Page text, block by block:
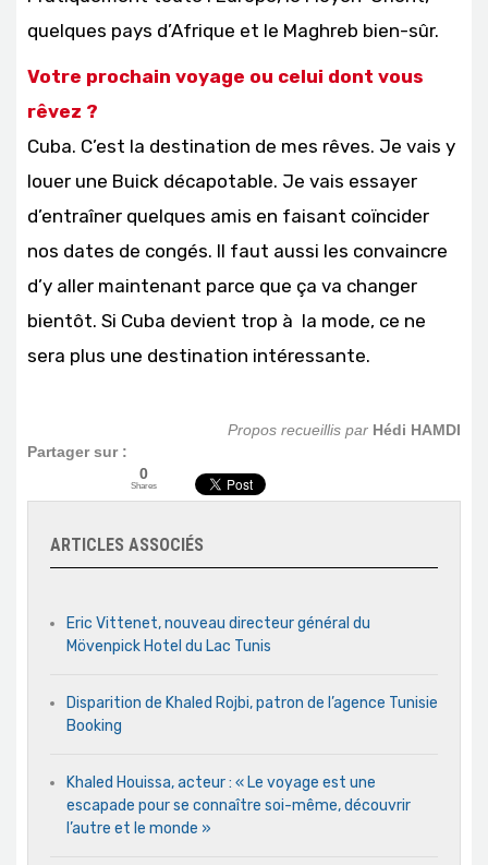
quelques pays d’Afrique et le Maghreb bien-sûr.
Votre prochain voyage ou celui dont vous
rêvez ?
Cuba. C’est la destination de mes rêves. Je vais y
louer une Buick décapotable. Je vais essayer
d’entraîner quelques amis en faisant coïncider
nos dates de congés. Il faut aussi les convaincre
d’y aller maintenant parce que ça va changer
bientôt. Si Cuba devient trop à la mode, ce ne
sera plus une destination intéressante.
Propos recueillis par Hédi HAMDI
Partager sur :
0
Shares
ARTICLES ASSOCIÉS
Eric Vittenet, nouveau directeur général du
Mövenpick Hotel du Lac Tunis
Disparition de Khaled Rojbi, patron de l’agence Tunisie
Booking
Khaled Houissa, acteur : « Le voyage est une
escapade pour se connaître soi-même, découvrir
l’autre et le monde »